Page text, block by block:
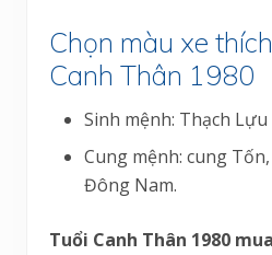
Chọn màu xe
Canh Thân 1980
Sinh mệnh: Thạch
Cung mệnh: cung
Đông Nam.
Tuổi Canh Thân 1980